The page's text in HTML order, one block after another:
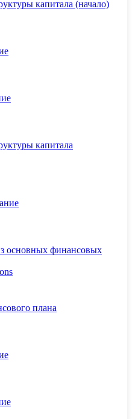
капитала (начало)
капитала
основных финансовых
плана